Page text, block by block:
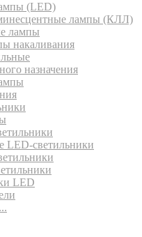
(LED)
лампы (КЛЛ)
лампы
накаливания
назначения
LED-светильники
LED